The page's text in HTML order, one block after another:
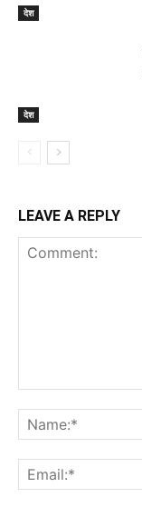
देश
देश
LEAVE A REPLY